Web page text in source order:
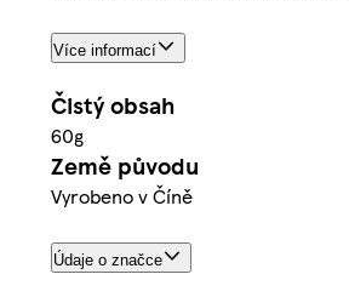
Více informací
Čistý obsah
60g
Země původu
Vyrobeno v Číně
Údaje o značce